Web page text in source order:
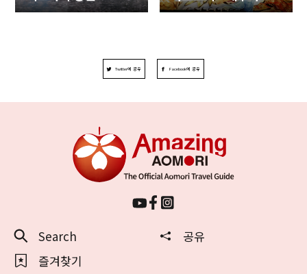
Twitter에 공유 Facebook에 공유
Search
공유
즐겨찾기